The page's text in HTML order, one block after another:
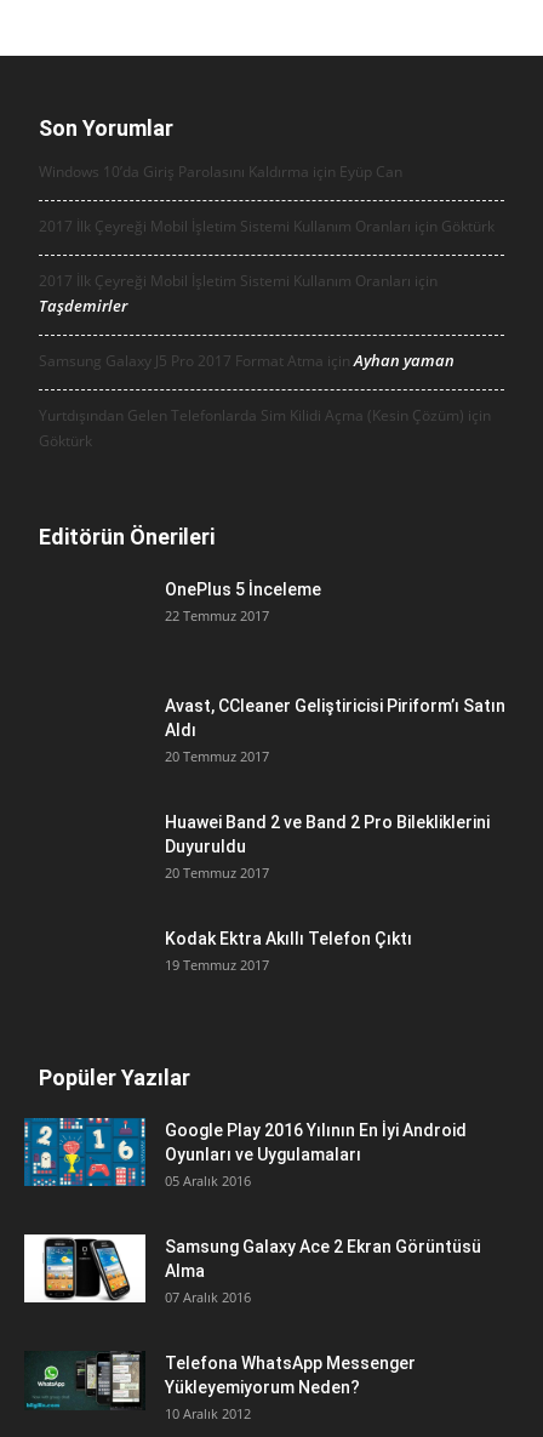
Son Yorumlar
Windows 10’da Giriş Parolasını Kaldırma için Eyüp Can
2017 İlk Çeyreği Mobil İşletim Sistemi Kullanım Oranları için Göktürk
2017 İlk Çeyreği Mobil İşletim Sistemi Kullanım Oranları için
Taşdemirler
Samsung Galaxy J5 Pro 2017 Format Atma içinAyhan yaman
Yurtdışından Gelen Telefonlarda Sim Kilidi Açma (Kesin Çözüm) için
Göktürk
Editörün Önerileri
OnePlus 5 İnceleme
22 Temmuz 2017
Avast, CCleaner Geliştiricisi Piriform’ı Satın
Aldı
20 Temmuz 2017
Huawei Band 2 ve Band 2 Pro Bilekliklerini
Duyuruldu
20 Temmuz 2017
Kodak Ektra Akıllı Telefon Çıktı
19 Temmuz 2017
Popüler Yazılar
Google Play 2016 Yılının En İyi Android
Oyunları ve Uygulamaları
05 Aralık 2016
Samsung Galaxy Ace 2 Ekran Görüntüsü
Alma
07 Aralık 2016
Telefona WhatsApp Messenger
Yükleyemiyorum Neden?
10 Aralık 2012